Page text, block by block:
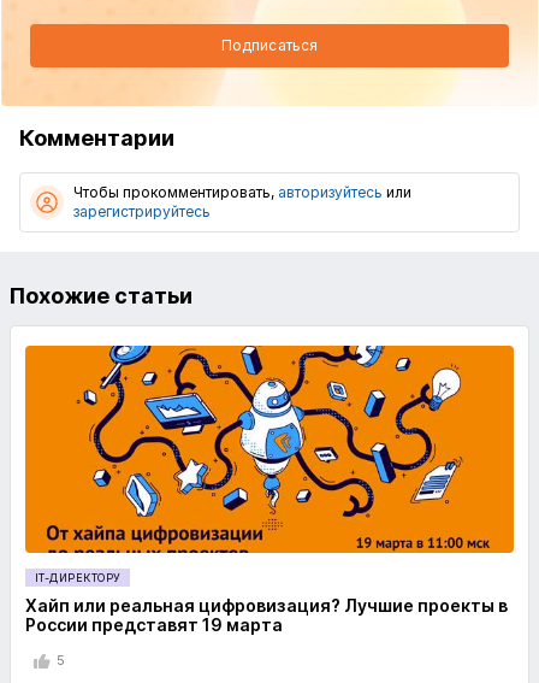
Подписаться
Комментарии
Чтобы прокомментировать, авторизуйтесь или
зарегистрируйтесь
Похожие статьи
IT-ДИРЕКТОРУ
Хайп или реальная цифровизация? Лучшие проекты в
России представят 19 марта
5